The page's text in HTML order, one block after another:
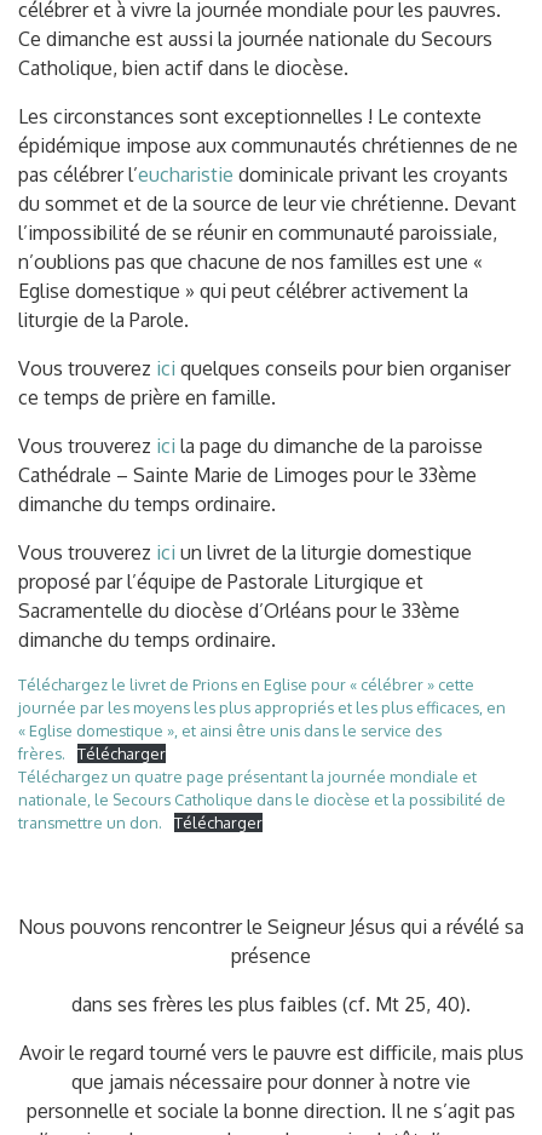
célébrer et à vivre la journée mondiale pour les pauvres.
Ce dimanche est aussi la journée nationale du Secours
Catholique, bien actif dans le diocèse.
Les circonstances sont exceptionnelles ! Le contexte
épidémique impose aux communautés chrétiennes de ne
pas célébrer l’eucharistie dominicale privant les croyants
du sommet et de la source de leur vie chrétienne. Devant
l’impossibilité de se réunir en communauté paroissiale,
n’oublions pas que chacune de nos familles est une «
Eglise domestique » qui peut célébrer activement la
liturgie de la Parole.
Vous trouverez ici quelques conseils pour bien organiser
ce temps de prière en famille.
Vous trouverez ici la page du dimanche de la paroisse
Cathédrale – Sainte Marie de Limoges pour le 33ème
dimanche du temps ordinaire.
Vous trouverez ici un livret de la liturgie domestique
proposé par l’équipe de Pastorale Liturgique et
Sacramentelle du diocèse d’Orléans pour le 33ème
dimanche du temps ordinaire.
Téléchargez le livret de Prions en Eglise pour « célébrer » cette
journée par les moyens les plus appropriés et les plus efficaces, en
« Eglise domestique », et ainsi être unis dans le service des
frères.
Télécharger
Téléchargez un quatre page présentant la journée mondiale et
nationale, le Secours Catholique dans le diocèse et la possibilité de
transmettre un don.
Télécharger
Nous pouvons rencontrer le Seigneur Jésus qui a révélé sa
présence
dans ses frères les plus faibles (cf. Mt 25, 40).
Avoir le regard tourné vers le pauvre est difficile, mais plus
que jamais nécessaire pour donner à notre vie
personnelle et sociale la bonne direction. Il ne s’agit pas